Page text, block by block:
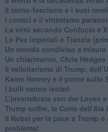
​Il tecno-fascismo e i suoi
​I comici e il vittimismo
​La virtù secondo Confucio e
Le Pax imperiali e Tianxia
Un mondo condiviso a
​Un chiarimento, Chris
Il velleitarismo di Trump,
​Karen Horney e il ponte sullo
​I bulli vanno isolati
L’invertebrata von der Leyen
Trump soffre, la Corte dell'Aia
​Il Nobel per la pace a Trump
problema!